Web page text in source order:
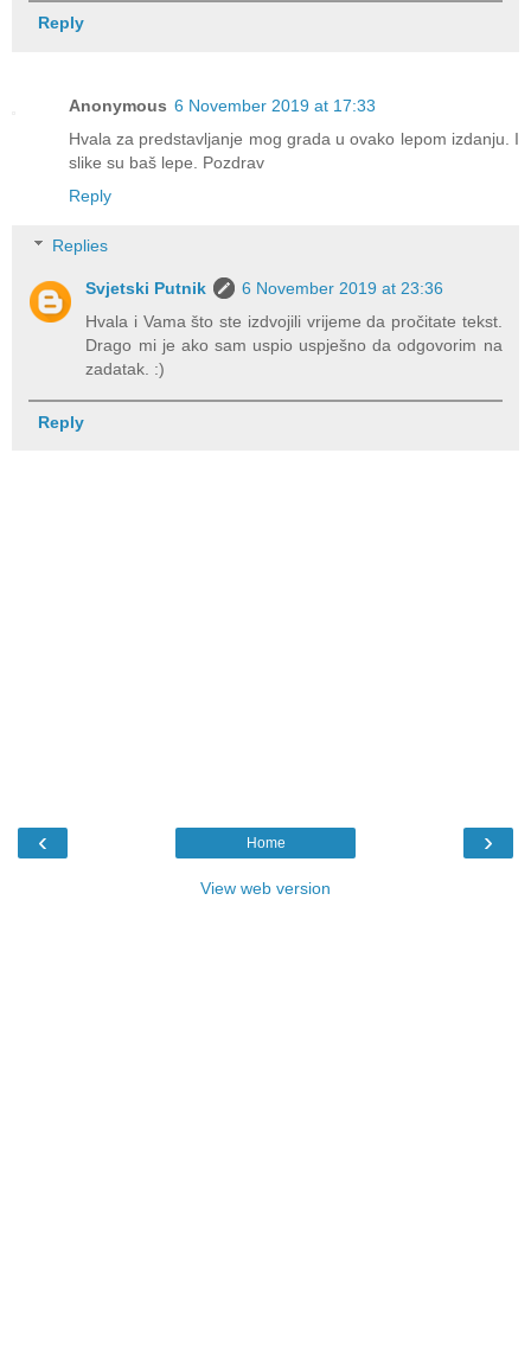
Reply
Anonymous 6 November 2019 at 17:33
Hvala za predstavljanje mog grada u ovako lepom izdanju. I
slike su baš lepe. Pozdrav
Reply
Replies
Svjetski Putnik
6 November 2019 at 23:36
Hvala i Vama što ste izdvojili vrijeme da pročitate tekst.
Drago mi je ako sam uspio uspješno da odgovorim na
zadatak. :)
Reply
‹ ›
Home
View web version